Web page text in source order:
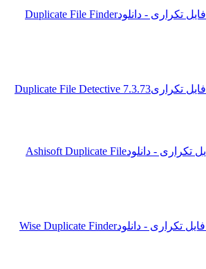
- دانلود Duplicate File Finder
Duplicate File Detective 7.3.73
- دانلود Ashisoft Duplicate File
- دانلود Wise Duplicate Finder